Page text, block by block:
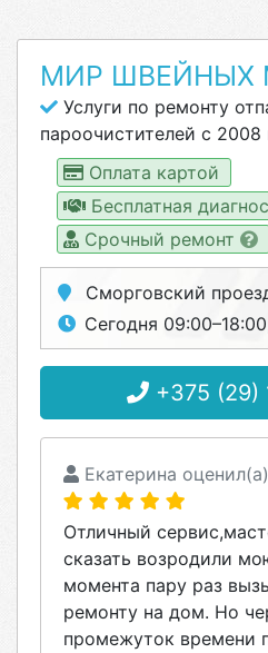
МИР ШВЕЙНЫХ
Услуги по ремонту
пароочистителей с 2008
Оплата картой
Бесплатная
Срочный ремонт
Сморговский
Сегодня
+375 (29)
Екатерина
Отличный
сказать возродили
момента пару раз
ремонту на дом. Но
промежуток времени